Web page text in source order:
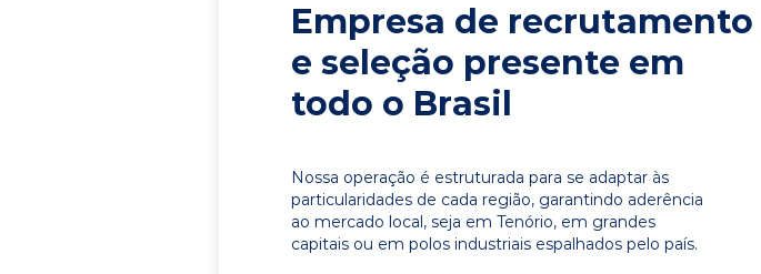
Empresa de recrutamento
e seleção presente em
todo o Brasil
Nossa operação é estruturada para se adaptar às
particularidades de cada região, garantindo aderência
ao mercado local, seja em Tenório, em grandes
capitais ou em polos industriais espalhados pelo país.